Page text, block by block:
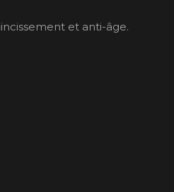
et anti-âge.